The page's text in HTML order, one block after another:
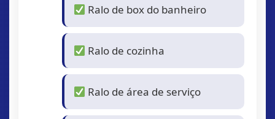
Ralo de box do banheiro
Ralo de cozinha
Ralo de área de serviço